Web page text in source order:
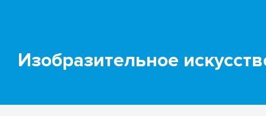
Изобразительное